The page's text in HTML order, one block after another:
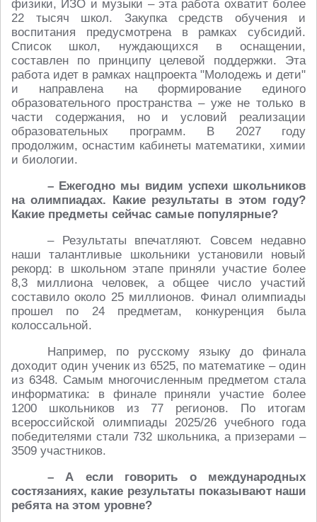
физики, ИЗО и музыки – эта работа охватит более
22 тысяч школ. Закупка средств обучения и
воспитания предусмотрена в рамках субсидий.
Список школ, нуждающихся в оснащении,
составлен по принципу целевой поддержки. Эта
работа идет в рамках нацпроекта "Молодежь и дети"
и направлена на формирование единого
образовательного пространства – уже не только в
части содержания, но и условий реализации
образовательных программ. В 2027 году
продолжим, оснастим кабинеты математики, химии
и биологии.
– Ежегодно мы видим успехи школьников
на олимпиадах. Какие результаты в этом году?
Какие предметы сейчас самые популярные?
– Результаты впечатляют. Совсем недавно
наши талантливые школьники установили новый
рекорд: в школьном этапе приняли участие более
8,3 миллиона человек, а общее число участий
составило около 25 миллионов. Финал олимпиады
прошел по 24 предметам, конкуренция была
колоссальной.
Например, по русскому языку до финала
доходит один ученик из 6525, по математике – один
из 6348. Самым многочисленным предметом стала
информатика: в финале приняли участие более
1200 школьников из 77 регионов. По итогам
всероссийской олимпиады 2025/26 учебного года
победителями стали 732 школьника, а призерами –
3509 участников.
– А если говорить о международных
состязаниях, какие результаты показывают наши
ребята на этом уровне?